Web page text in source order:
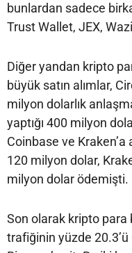
bunlardan sadece
Trust Wallet, JEX,
Diğer yandan kripto
büyük satın alımlar,
milyon dolarlık
yaptığı 400 milyon
Coinbase ve
120 milyon dolar,
milyon dolar ödemişti.
Son olarak kripto para
trafiğinin yüzde 20.3’ü